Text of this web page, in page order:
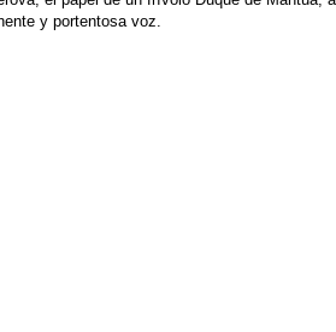
y portentosa voz.